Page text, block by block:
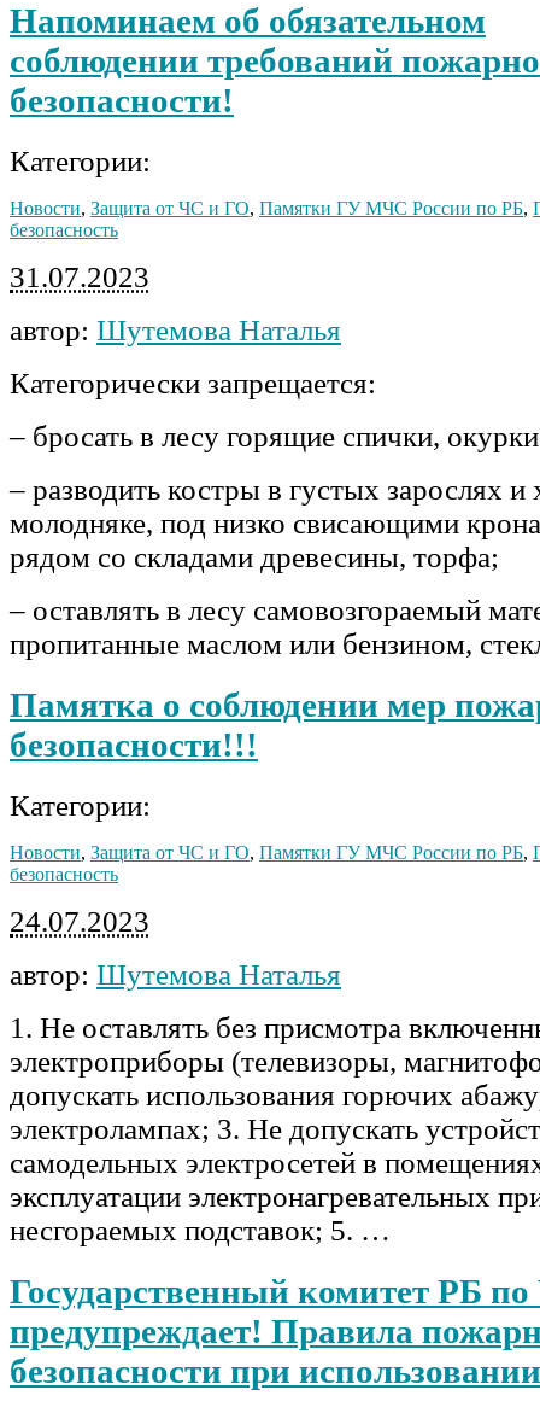
Напоминаем об обязательном
соблюдении требований
безопасности!
Категории:
Новости, Защита от ЧС и ГО, Памятки ГУ МЧС России по РБ,
безопасность
31.07.2023
автор: Шутемова Наталья
Категорически запрещается:
– бросать в лесу горящие спички,
– разводить костры в густых зарослях
молодняке, под низко свисающими
рядом со складами древесины, торфа;
– оставлять в лесу самовозгораемый
пропитанные маслом или бензином,
Памятка о соблюдении мер
безопасности!!!
Категории:
Новости, Защита от ЧС и ГО, Памятки ГУ МЧС России по РБ,
безопасность
24.07.2023
автор: Шутемова Наталья
1. Не оставлять без присмотра
электроприборы (телевизоры,
допускать использования горючих
электролампах; 3. Не допускать
самодельных электросетей в
эксплуатации электронагревательных
несгораемых подставок; 5. …
Государственный комитет РБ
предупреждает! Правила
безопасности при